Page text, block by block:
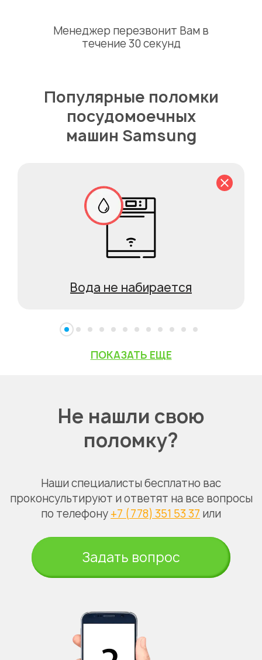
Менеджер перезвонит Вам в
течение 30 секунд
Популярные поломки
посудомоечных
машин Samsung
Вода не набирается
ПОКАЗАТЬ ЕЩЕ
Не нашли свою
поломку?
Наши специалисты бесплатно вас
проконсультируют и ответят на все вопросы
по телефону +7 (778) 351 53 37 или
Задать вопрос